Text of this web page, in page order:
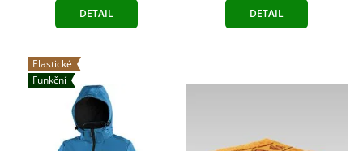
DETAIL DETAIL
Elastické
Funkční